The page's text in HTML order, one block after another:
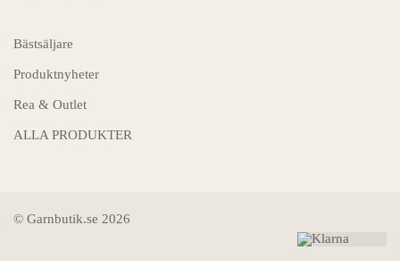
Bästsäljare
Produktnyheter
Rea & Outlet
ALLA PRODUKTER
© Garnbutik.se 2026